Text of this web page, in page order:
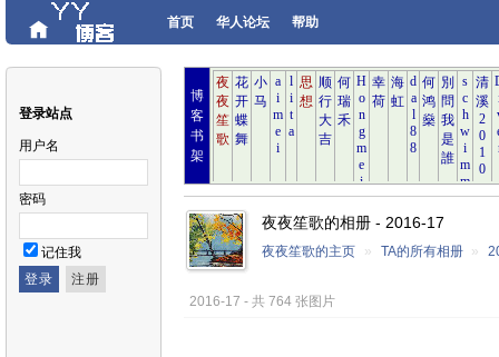
首页 华人论坛 帮助
登录站点
用户名
密码
记住我
博
客
书
架
夜夜笙歌的相册 - 2016-17
夜夜笙歌的主页 » TA的所有相册 »
2016-17 - 共 764 张图片